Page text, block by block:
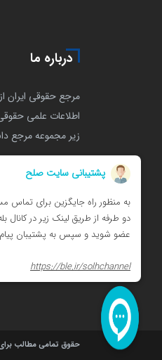
درباره ما
اطلاعات علمی
زیر مجموعه مرجع
حقوق تمامی مطالب